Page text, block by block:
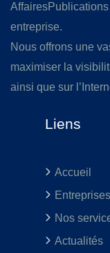
entreprise.
Nous offrons une
maximiser la
ainsi que sur
Liens
Accueil
Entreprises
Nos
Actualités